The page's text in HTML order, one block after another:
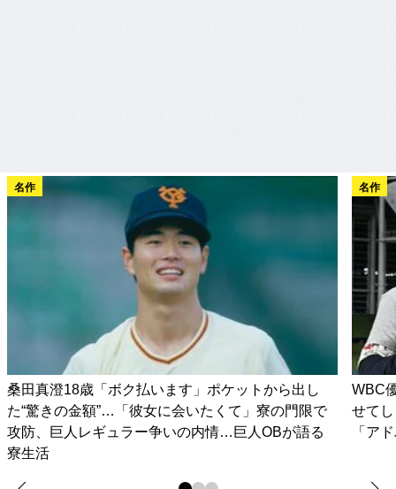
名作
桑田真澄18歳「ボク払います」ポケットから出し
た“驚きの金額”…「彼女に会いたくて」寮の門限で
攻防、巨人レギュラー争いの内情…巨人OBが語る
寮生活
名作
WBC
せて
「ア